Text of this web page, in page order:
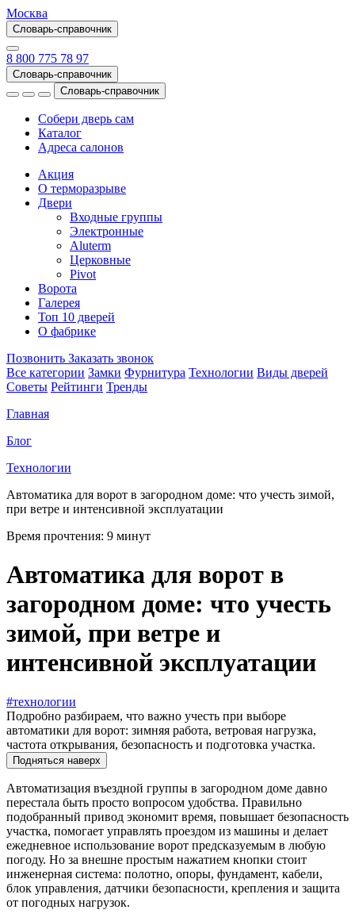
Москва
Словарь-справочник
8 800 775 78 97
Словарь-справочник
Словарь-справочник
Собери дверь сам
Каталог
Адреса салонов
Акция
О терморазрыве
Двери
Входные группы
Электронные
Aluterm
Церковные
Pivot
Ворота
Галерея
Топ 10 дверей
О фабрике
Позвонить Заказать звонок
Все категории Замки Фурнитура Технологии Виды дверей
Советы Рейтинги Тренды
Главная
Блог
Технологии
Автоматика для ворот в загородном доме: что учесть зимой,
при ветре и интенсивной эксплуатации
Время прочтения: 9 минут
Автоматика для ворот в
загородном доме: что учесть
зимой, при ветре и
интенсивной эксплуатации
#технологии
Подробно разбираем, что важно учесть при выборе
автоматики для ворот: зимняя работа, ветровая нагрузка,
частота открывания, безопасность и подготовка участка.
Подняться наверх
Автоматизация въездной группы в загородном доме давно
перестала быть просто вопросом удобства. Правильно
подобранный привод экономит время, повышает безопасность
участка, помогает управлять проездом из машины и делает
ежедневное использование ворот предсказуемым в любую
погоду. Но за внешне простым нажатием кнопки стоит
инженерная система: полотно, опоры, фундамент, кабели,
блок управления, датчики безопасности, крепления и защита
от погодных нагрузок.